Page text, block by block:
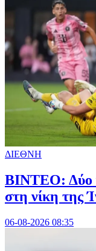
ΔΙΕΘΝΗ
ΒΙΝΤΕΟ: Δύο
στη νίκη της
06-08-2026 08:35